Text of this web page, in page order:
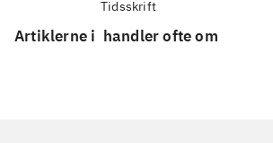
Tidsskrift
Artiklerne i handler ofte om